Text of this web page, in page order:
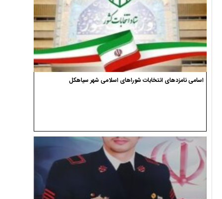
اسامی نامزدهای انتخابات شوراهای اسلامی شهر سیاهکل